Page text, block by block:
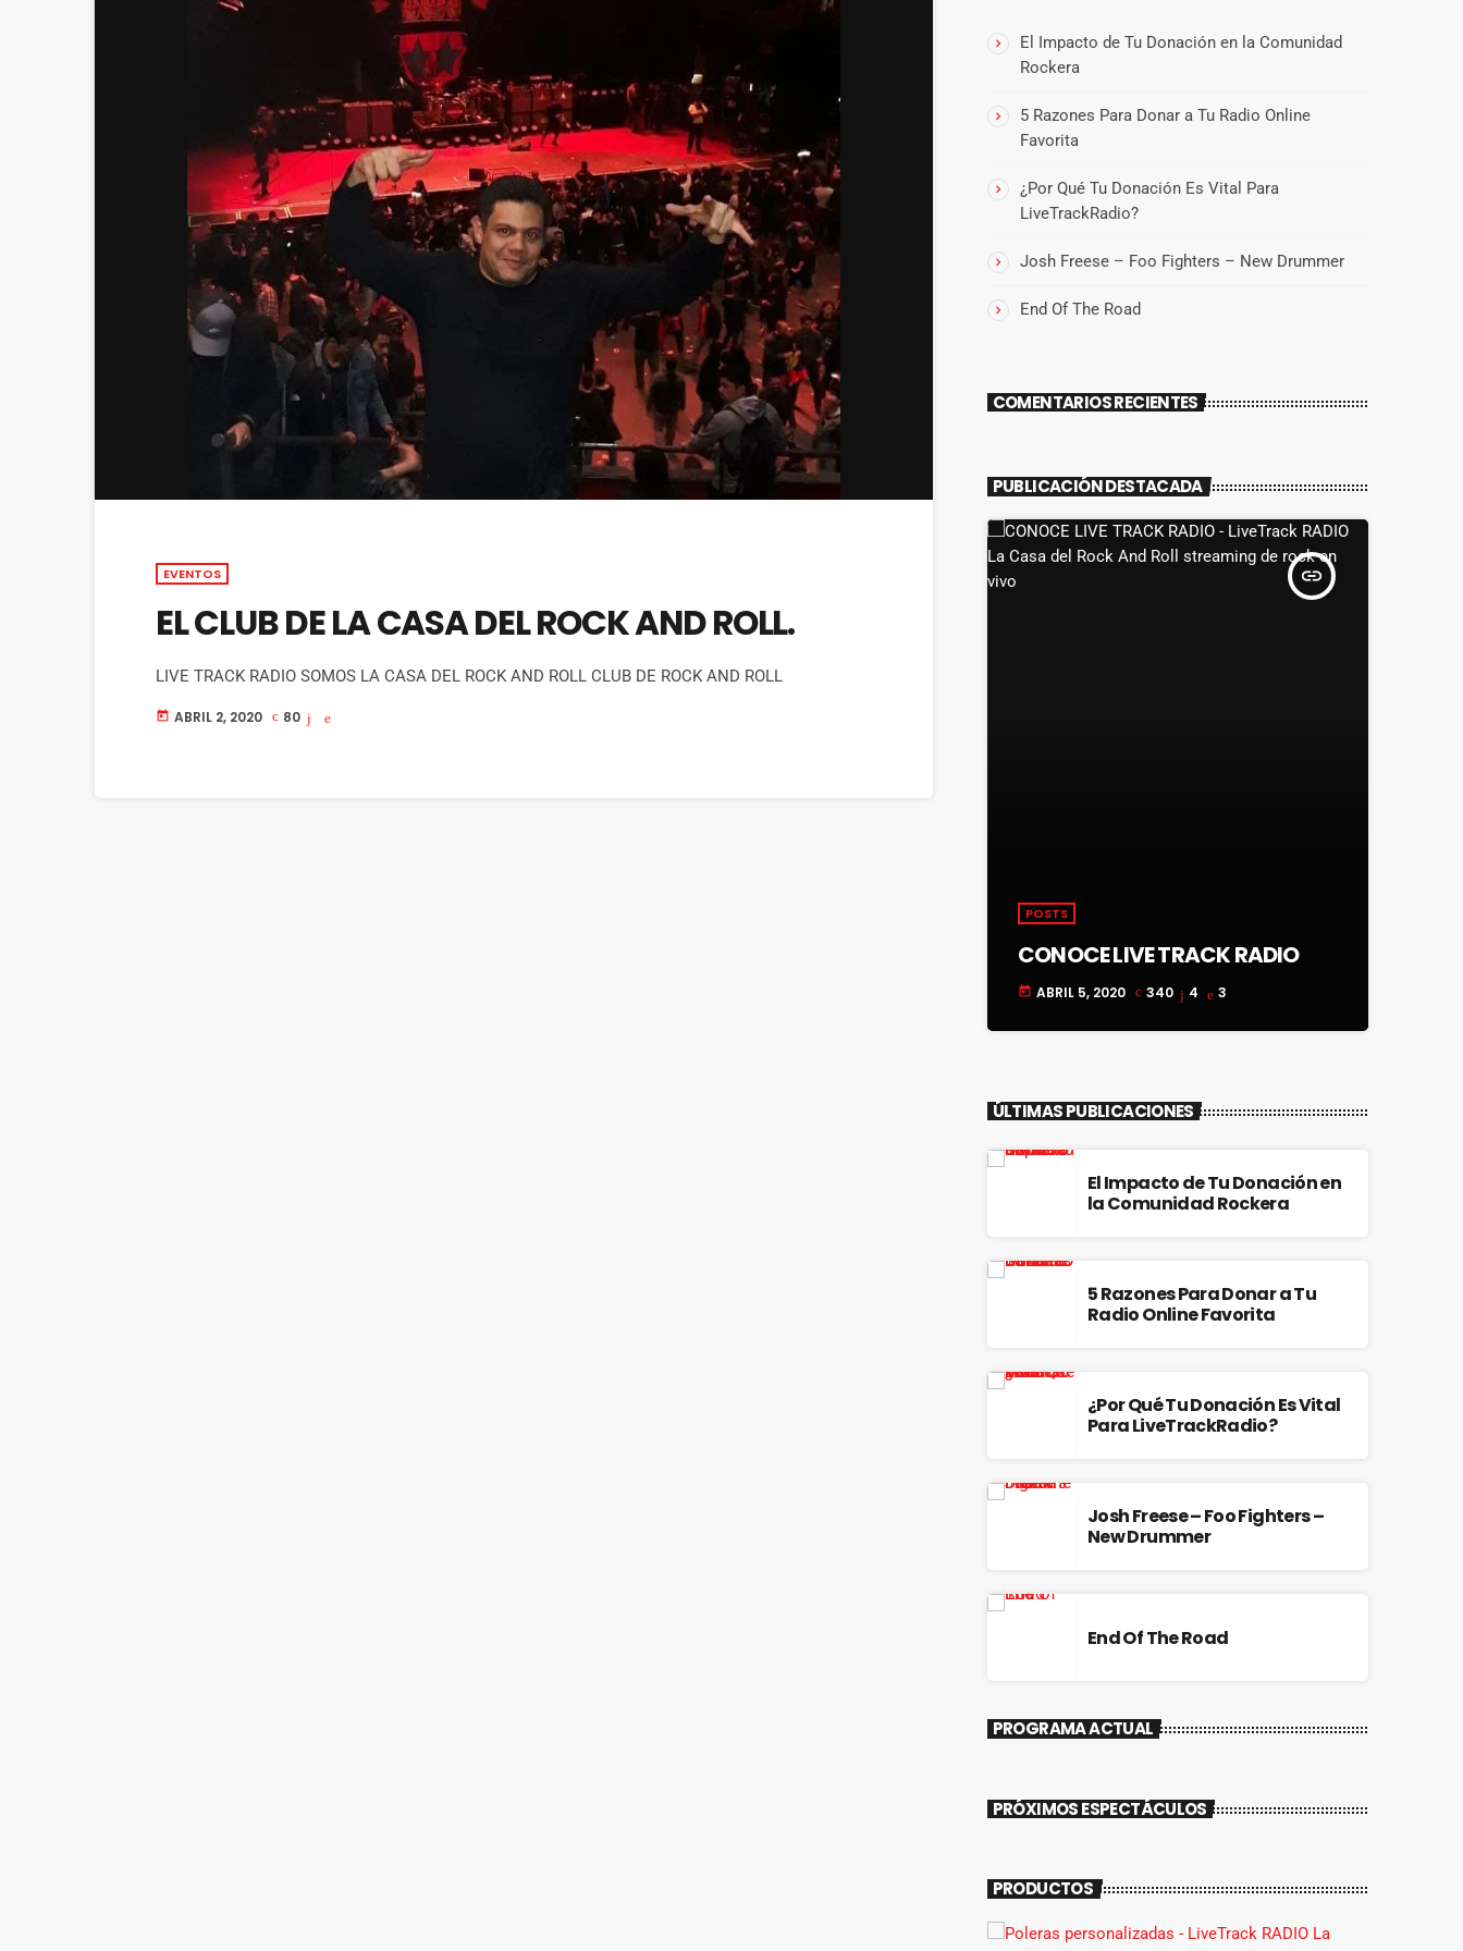
EVENTOS
EL CLUB DE LA CASA DEL ROCK AND ROLL.
LIVE TRACK RADIO SOMOS LA CASA DEL ROCK AND ROLL CLUB DE ROCK AND ROLL
today ABRIL 2, 2020 80
El Impacto de Tu Donación en la Comunidad
Rockera
5 Razones Para Donar a Tu Radio Online
Favorita
¿Por Qué Tu Donación Es Vital Para
LiveTrackRadio?
Josh Freese – Foo Fighters – New Drummer
End Of The Road
COMENTARIOS RECIENTES
PUBLICACIÓN DESTACADA
insert_link
POSTS
CONOCE LIVE TRACK RADIO
today ABRIL 5, 2020 340 4 3
ÚLTIMAS PUBLICACIONES
El Impacto de Tu Donación en
la Comunidad Rockera
5 Razones Para Donar a Tu
Radio Online Favorita
¿Por Qué Tu Donación Es Vital
Para LiveTrackRadio?
Josh Freese – Foo Fighters –
New Drummer
End Of The Road
PROGRAMA ACTUAL
PRÓXIMOS ESPECTÁCULOS
PRODUCTOS